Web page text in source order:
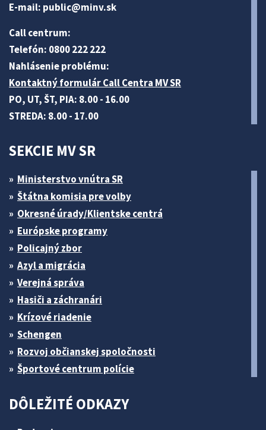
E-mail: public@minv.sk
Call centrum:
Telefón: 0800 222 222
Nahlásenie problému:
Kontaktný formulár Call Centra MV SR
PO, UT, ŠT, PIA: 8.00 - 16.00
STREDA: 8.00 - 17.00
SEKCIE MV SR
Ministerstvo vnútra SR
Štátna komisia pre volby
Okresné úrady/Klientske centrá
Európske programy
Policajný zbor
Azyl a migrácia
Verejná správa
Hasiči a záchranári
Krízové riadenie
Schengen
Rozvoj občianskej spoločnosti
Športové centrum polície
DÔLEŽITÉ ODKAZY